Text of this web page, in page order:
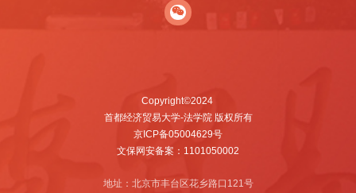
Copyright©2024
首都经济贸易大学-法学院 版权所有
京ICP备05004629号
文保网安备案：1101050002
地址：北京市丰台区花乡路口121号